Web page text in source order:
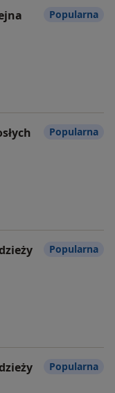
Popularna
Popularna
młodzieży
Popularna
Popularna